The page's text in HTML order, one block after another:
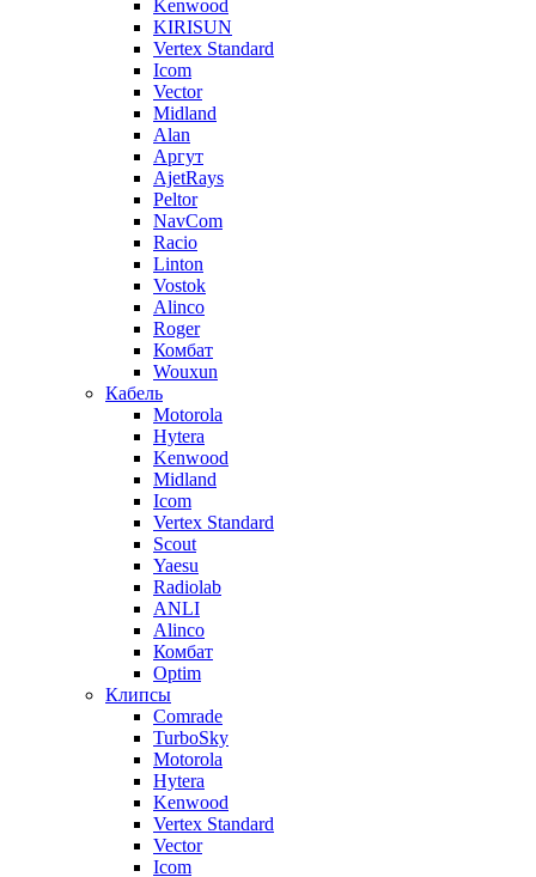
Kenwood
KIRISUN
Vertex Standard
Icom
Vector
Midland
Alan
Аргут
AjetRays
Peltor
NavCom
Racio
Linton
Vostok
Alinco
Roger
Комбат
Wouxun
Кабель
Motorola
Hytera
Kenwood
Midland
Icom
Vertex Standard
Scout
Yaesu
Radiolab
ANLI
Alinco
Комбат
Optim
Клипсы
Comrade
TurboSky
Motorola
Hytera
Kenwood
Vertex Standard
Vector
Icom